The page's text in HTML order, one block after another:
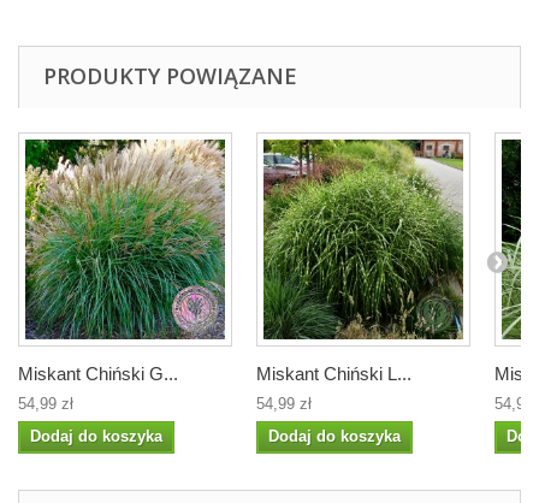
PRODUKTY POWIĄZANE
Miskant Chiński G...
54,99 zł
Dodaj do koszyka
Miskant Chiński L...
54,99 zł
Dodaj do koszyka
54,99